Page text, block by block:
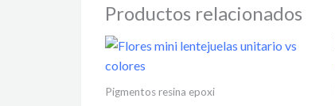
Productos relacionados
Pigmentos resina epoxi